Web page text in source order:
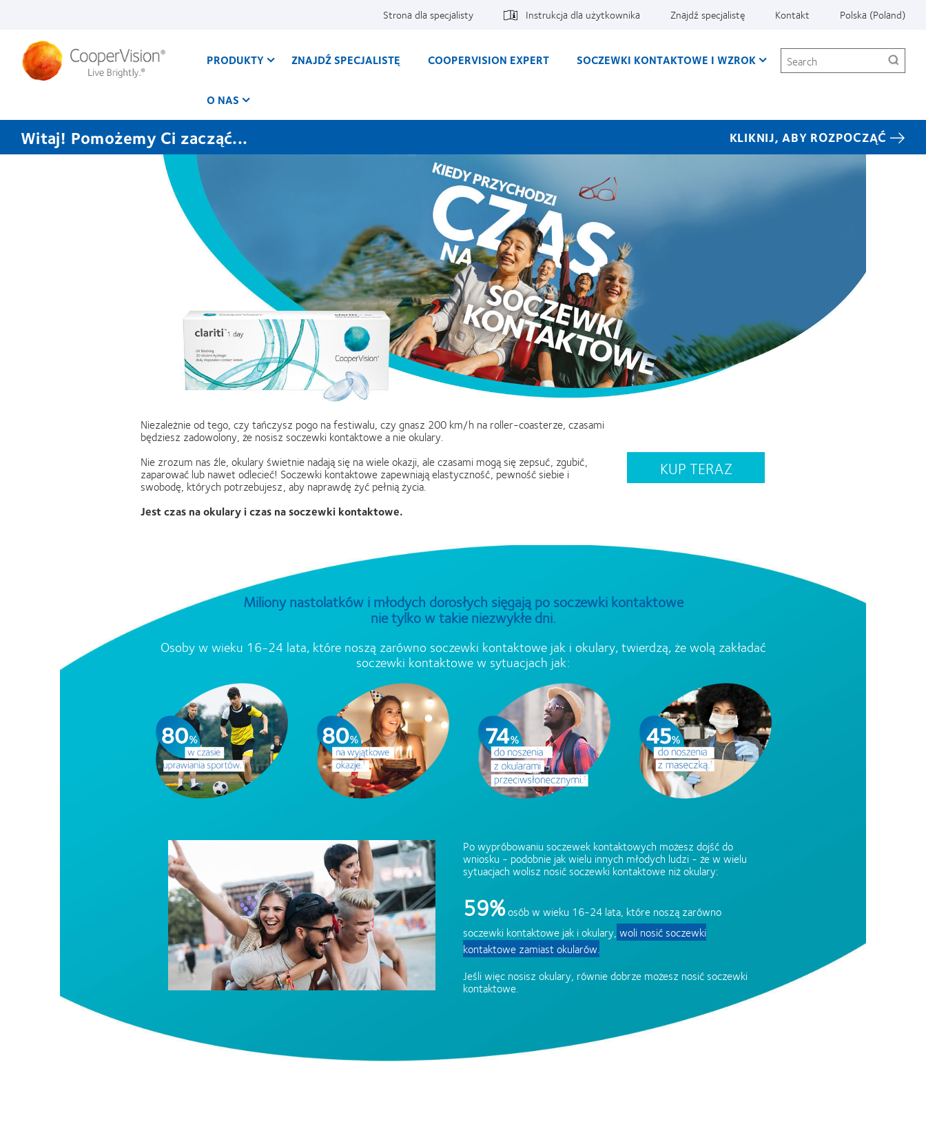
Strona dla specjalisty Instrukcja dla użytkownika Znajdź specjalistę Kontakt Polska (Poland)
PRODUKTY ZNAJDŹ SPECJALISTĘ COOPERVISION EXPERT SOCZEWKI KONTAKTOWE I WZROK
O NAS
Search
Witaj! Pomożemy Ci zacząć... KLIKNIJ, ABY ROZPOCZĄĆ
Niezależnie od tego, czy tańczysz pogo na festiwalu, czy gnasz 200 km/h na roller-coasterze, czasami
będziesz zadowolony, że nosisz soczewki kontaktowe a nie okulary.
Nie zrozum nas źle, okulary świetnie nadają się na wiele okazji, ale czasami mogą się zepsuć, zgubić,
zaparować lub nawet odlecieć! Soczewki kontaktowe zapewniają elastyczność, pewność siebie i
swobodę, których potrzebujesz, aby naprawdę żyć pełnią życia.
Jest czas na okulary i czas na soczewki kontaktowe.
KUP TERAZ
Miliony nastolatków i młodych dorosłych sięgają po soczewki kontaktowe
nie tylko w takie niezwykłe dni.
Osoby w wieku 16-24 lata, które noszą zarówno soczewki kontaktowe jak i okulary, twierdzą, że wolą zakładać
soczewki kontaktowe w sytuacjach jak:
Po wypróbowaniu soczewek kontaktowych możesz dojść do
wniosku - podobnie jak wielu innych młodych ludzi - że w wielu
sytuacjach wolisz nosić soczewki kontaktowe niż okulary:
59%osób w wieku 16-24 lata, które noszą zarówno
soczewki kontaktowe jak i okulary, woli nosić soczewki
kontaktowe zamiast okularów.
Jeśli więc nosisz okulary, równie dobrze możesz nosić soczewki
kontaktowe.